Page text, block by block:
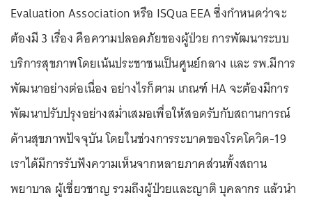
Evaluation Association หรือ ISQua EEA ซึ่งกำหนดว่าจะ
ต้องมี 3 เรื่อง คือความปลอดภัยของผู้ป่วย การพัฒนาระบบ
บริการสุขภาพโดยเน้นประชาชนเป็นศูนย์กลาง และ รพ.มีการ
พัฒนาอย่างต่อเนื่อง อย่างไรก็ตาม เกณฑ์ HA จะต้องมีการ
พัฒนาปรับปรุงอย่างสม่ำเสมอเพื่อให้สอดรับกับสถานการณ์
ด้านสุขภาพปัจจุบัน โดยในช่วงการระบาดของโรคโควิด-19
เราได้มีการรับฟังความเห็นจากหลายภาคส่วนทั้งสถาน
พยาบาล ผู้เชี่ยวชาญ รวมถึงผู้ป่วยและญาติ บุคลากร แล้วนำ